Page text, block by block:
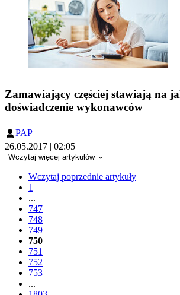
Zamawiający częściej stawiają na
doświadczenie wykonawców
PAP
26.05.2017 | 02:05
Wczytaj więcej artykułów
Wczytaj poprzednie artykuły
1
...
747
748
749
750
751
752
753
...